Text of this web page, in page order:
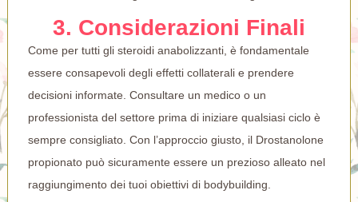
3. Considerazioni Finali
Come per tutti gli steroidi anabolizzanti, è fondamentale
essere consapevoli degli effetti collaterali e prendere
decisioni informate. Consultare un medico o un
professionista del settore prima di iniziare qualsiasi ciclo è
sempre consigliato. Con l’approccio giusto, il Drostanolone
propionato può sicuramente essere un prezioso alleato nel
raggiungimento dei tuoi obiettivi di bodybuilding.